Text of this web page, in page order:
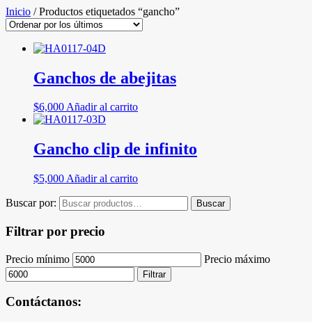
Inicio / Productos etiquetados “gancho”
Ganchos de abejitas
$6,000Añadir al carrito
Gancho clip de infinito
$5,000 Añadir al carrito
Buscar por: Buscar
Filtrar por precio
Precio mínimo Precio máximo
Filtrar
Contáctanos: